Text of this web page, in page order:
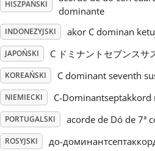
Українська
简体中文
HISZPAŃSKI
dominante
INDONEZYJSKI akor C dominan
JAPOŃSKI C ドミナントセブンスサ
KOREAŃSKI C dominant seventh
NIEMIECKI C-
PORTUGALSKI acorde de Dó de 7ª
ROSYJSKI до-